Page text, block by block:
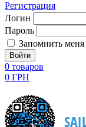
Регистрация
Логин
Пароль
Запомнить меня
0 товаров
0 ГРН